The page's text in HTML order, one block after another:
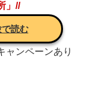
」//
読む
ャンペーンあり